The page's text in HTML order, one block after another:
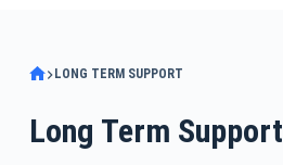
LONG TERM SUPPORT
Long Term Support